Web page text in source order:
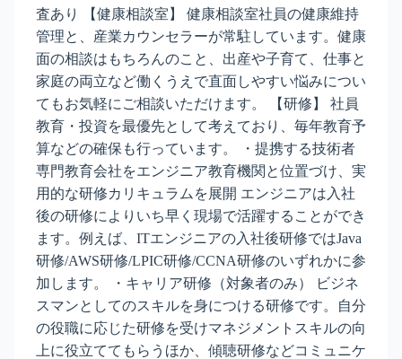
査あり 【健康相談室】 健康相談室社員の健康維持
管理と、産業カウンセラーが常駐しています。健康
面の相談はもちろんのこと、出産や子育て、仕事と
家庭の両立など働くうえで直面しやすい悩みについ
てもお気軽にご相談いただけます。 【研修】 社員
教育・投資を最優先として考えており、毎年教育予
算などの確保も行っています。 ・提携する技術者
専門教育会社をエンジニア教育機関と位置づけ、実
用的な研修カリキュラムを展開 エンジニアは入社
後の研修によりいち早く現場で活躍することができ
ます。例えば、ITエンジニアの入社後研修ではJava
研修/AWS研修/LPIC研修/CCNA研修のいずれかに参
加します。 ・キャリア研修（対象者のみ） ビジネ
スマンとしてのスキルを身につける研修です。自分
の役職に応じた研修を受けマネジメントスキルの向
上に役立ててもらうほか、傾聴研修などコミュニケ